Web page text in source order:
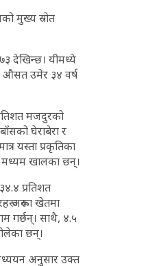
मुख्य स्रोत
देखिन्छ। यीमध्ये
औसत उमेर ३४ वर्ष
मजदुरको
घेराबेरा र
यस्ता प्रकृतिका
मध्यम खालका छन्।
प्रतिशत
अरूका खेतमा
गर्छन्। साथै, ४.५
छन्।
अनुसार उक्त